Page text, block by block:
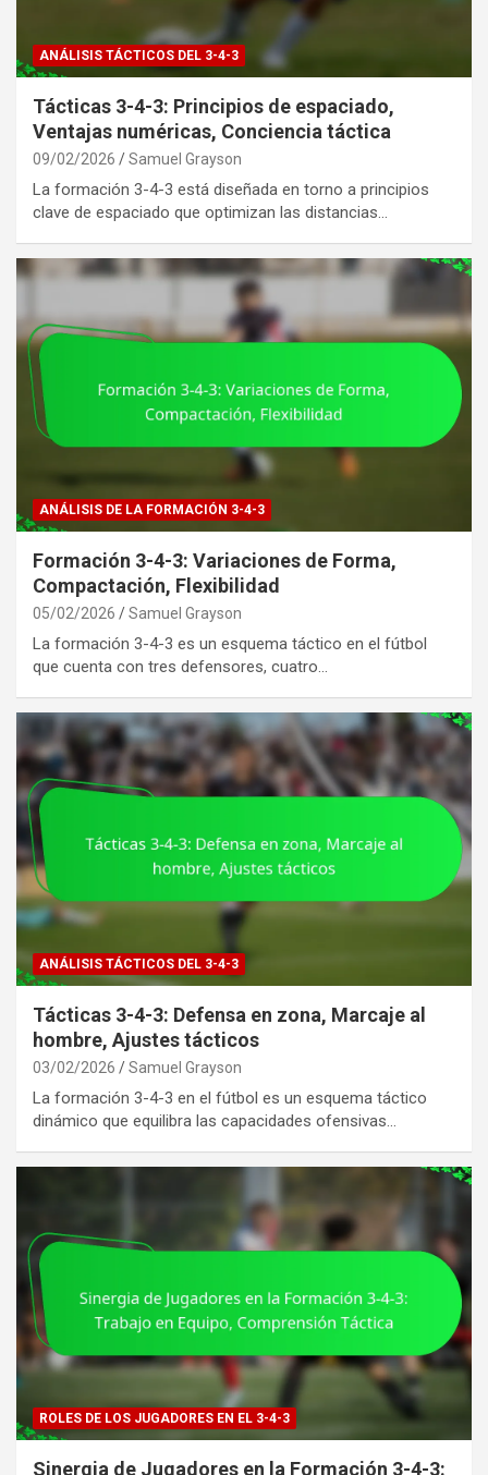
ANÁLISIS TÁCTICOS DEL 3-4-3
Tácticas 3-4-3: Principios de espaciado,
Ventajas numéricas, Conciencia táctica
09/02/2026 Samuel Grayson
La formación 3-4-3 está diseñada en torno a principios
clave de espaciado que optimizan las distancias…
ANÁLISIS DE LA FORMACIÓN 3-4-3
Formación 3-4-3: Variaciones de Forma,
Compactación, Flexibilidad
05/02/2026 Samuel Grayson
La formación 3-4-3 es un esquema táctico en el fútbol
que cuenta con tres defensores, cuatro…
ANÁLISIS TÁCTICOS DEL 3-4-3
Tácticas 3-4-3: Defensa en zona, Marcaje al
hombre, Ajustes tácticos
03/02/2026 Samuel Grayson
La formación 3-4-3 en el fútbol es un esquema táctico
dinámico que equilibra las capacidades ofensivas…
ROLES DE LOS JUGADORES EN EL 3-4-3
Sinergia de Jugadores en la Formación 3-4-3: